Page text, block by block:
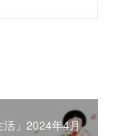
活」2024年4月